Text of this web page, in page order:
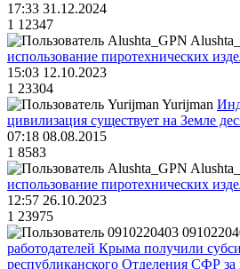
17:33 31.12.2024
1 12347
использование пиротехнических
15:03 12.10.2023
1 23304
Yurijman
цивилизация существует на Земле
07:18 08.08.2015
1 8583
использование пиротехнических
12:57 26.10.2023
1 23975
работодателей Крыма получили
республиканского Отделения СФР за